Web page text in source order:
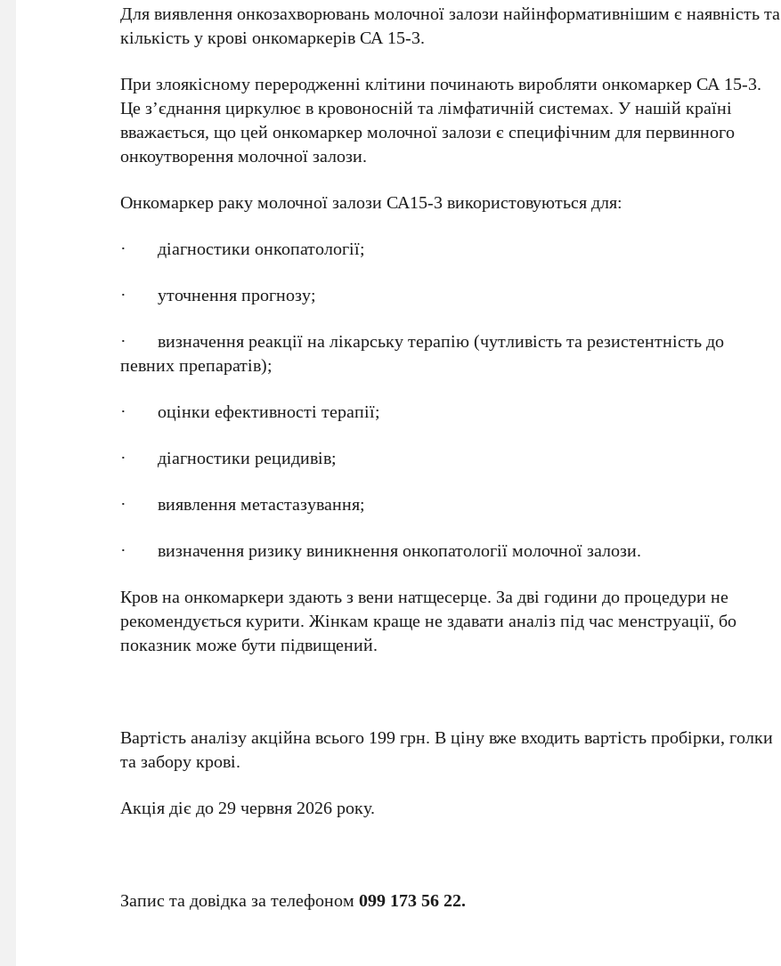
Для виявлення онкозахворювань молочної залози найінформативнішим є наявність та
кількість у крові онкомаркерів СА 15-3.
При злоякісному переродженні клітини починають виробляти онкомаркер СА 15-3.
Це з’єднання циркулює в кровоносній та лімфатичній системах. У нашій країні
вважається, що цей онкомаркер молочної залози є специфічним для первинного
онкоутворення молочної залози.
Онкомаркер раку молочної залози СА15-3 використовуються для:
· діагностики онкопатології;
· уточнення прогнозу;
· визначення реакції на лікарську терапію (чутливість та резистентність до
певних препаратів);
· оцінки ефективності терапії;
· діагностики рецидивів;
· виявлення метастазування;
· визначення ризику виникнення онкопатології молочної залози.
Кров на онкомаркери здають з вени натщесерце. За дві години до процедури не
рекомендується курити. Жінкам краще не здавати аналіз під час менструації, бо
показник може бути підвищений.
Вартість аналізу акційна всього 199 грн. В ціну вже входить вартість пробірки, голки
та забору крові.
Акція діє до 29 червня 2026 року.
Запис та довідка за телефоном099 173 56 22.